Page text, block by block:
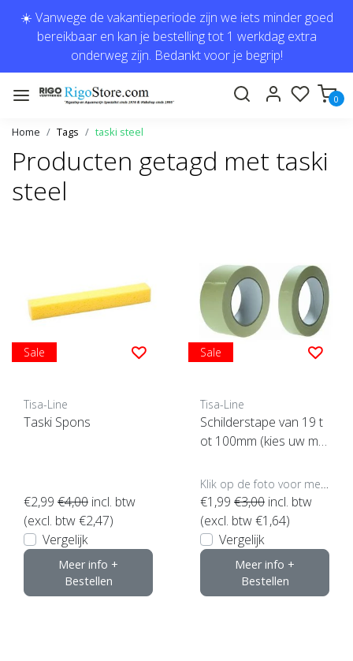
☀️ Vanwege de vakantieperiode zijn we iets minder goed
bereikbaar en kan je bestelling tot 1 werkdag extra
onderweg zijn. Bedankt voor je begrip!
0
Home Tags taski steel
Producten getagd met taski
steel
Sale
Tisa-Line
Taski Spons
€2,99 €4,00 incl. btw
(excl. btw €2,47)
Vergelijk
Meer info +
Bestellen
Sale
Tisa-Line
Schilderstape van 19 t
ot 100mm (kies uw ma
€1,99 €3,00 incl. btw
(excl. btw €1,64)
Vergelijk
Meer info +
Bestellen